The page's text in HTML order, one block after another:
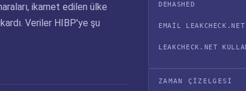
ikamet edilen ülke
Veriler HIBP'ye şu
DEHASHED
EMAIL LEAKCHECK.NET
LEAKCHECK.NET
ZAMAN ÇIZELGESI